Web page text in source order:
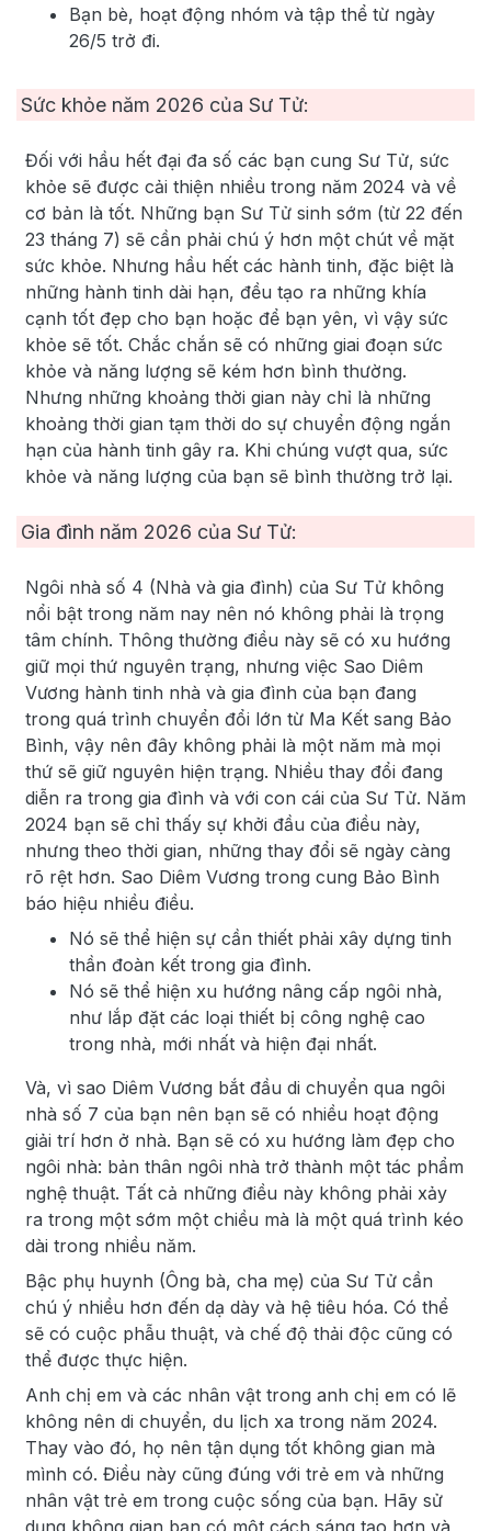
Bạn bè, hoạt động nhóm và tập thể từ ngày
26/5 trở đi.
Sức khỏe năm 2026 của Sư Tử:
Đối với hầu hết đại đa số các bạn cung Sư Tử, sức
khỏe sẽ được cải thiện nhiều trong năm 2024 và về
cơ bản là tốt. Những bạn Sư Tử sinh sớm (từ 22 đến
23 tháng 7) sẽ cần phải chú ý hơn một chút về mặt
sức khỏe. Nhưng hầu hết các hành tinh, đặc biệt là
những hành tinh dài hạn, đều tạo ra những khía
cạnh tốt đẹp cho bạn hoặc để bạn yên, vì vậy sức
khỏe sẽ tốt. Chắc chắn sẽ có những giai đoạn sức
khỏe và năng lượng sẽ kém hơn bình thường.
Nhưng những khoảng thời gian này chỉ là những
khoảng thời gian tạm thời do sự chuyển động ngắn
hạn của hành tinh gây ra. Khi chúng vượt qua, sức
khỏe và năng lượng của bạn sẽ bình thường trở lại.
Gia đình năm 2026 của Sư Tử:
Ngôi nhà số 4 (Nhà và gia đình) của Sư Tử không
nổi bật trong năm nay nên nó không phải là trọng
tâm chính. Thông thường điều này sẽ có xu hướng
giữ mọi thứ nguyên trạng, nhưng việc Sao Diêm
Vương hành tinh nhà và gia đình của bạn đang
trong quá trình chuyển đổi lớn từ Ma Kết sang Bảo
Bình, vậy nên đây không phải là một năm mà mọi
thứ sẽ giữ nguyên hiện trạng. Nhiều thay đổi đang
diễn ra trong gia đình và với con cái của Sư Tử. Năm
2024 bạn sẽ chỉ thấy sự khởi đầu của điều này,
nhưng theo thời gian, những thay đổi sẽ ngày càng
rõ rệt hơn. Sao Diêm Vương trong cung Bảo Bình
báo hiệu nhiều điều.
Nó sẽ thể hiện sự cần thiết phải xây dựng tinh
thần đoàn kết trong gia đình.
Nó sẽ thể hiện xu hướng nâng cấp ngôi nhà,
như lắp đặt các loại thiết bị công nghệ cao
trong nhà, mới nhất và hiện đại nhất.
Và, vì sao Diêm Vương bắt đầu di chuyển qua ngôi
nhà số 7 của bạn nên bạn sẽ có nhiều hoạt động
giải trí hơn ở nhà. Bạn sẽ có xu hướng làm đẹp cho
ngôi nhà: bản thân ngôi nhà trở thành một tác phẩm
nghệ thuật. Tất cả những điều này không phải xảy
ra trong một sớm một chiều mà là một quá trình kéo
dài trong nhiều năm.
Bậc phụ huynh (Ông bà, cha mẹ) của Sư Tử cần
chú ý nhiều hơn đến dạ dày và hệ tiêu hóa. Có thể
sẽ có cuộc phẫu thuật, và chế độ thải độc cũng có
thể được thực hiện.
Anh chị em và các nhân vật trong anh chị em có lẽ
không nên di chuyển, du lịch xa trong năm 2024.
Thay vào đó, họ nên tận dụng tốt không gian mà
mình có. Điều này cũng đúng với trẻ em và những
nhân vật trẻ em trong cuộc sống của bạn. Hãy sử
dụng không gian bạn có một cách sáng tạo hơn và